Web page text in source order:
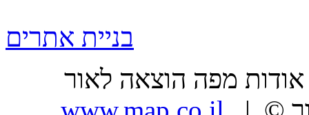
בניית אתרים